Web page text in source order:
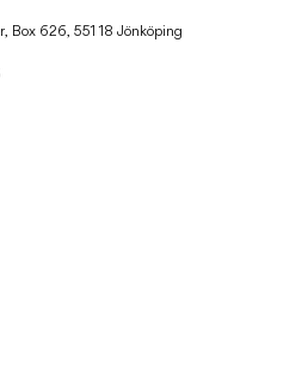
Box 626, 551 18 Jönköping